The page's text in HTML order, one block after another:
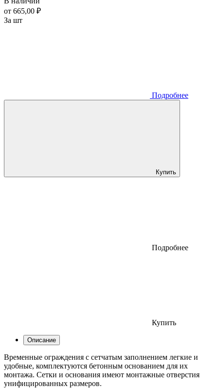
от 665,00 ₽
За шт
Подробнее
Купить
Подробнее
Купить
Описание
Временные ограждения с сетчатым заполнением легкие и
удобные, комплектуются бетонным основанием для их
монтажа. Сетки и основания имеют монтажные отверстия
унифицированных размеров.